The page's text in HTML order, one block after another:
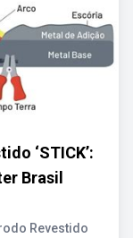
‘STICK’:
Brasil
Revestido